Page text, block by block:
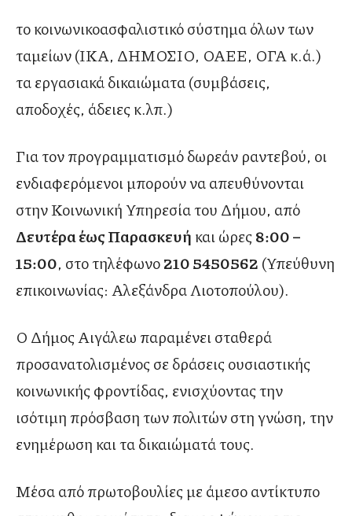
το κοινωνικοασφαλιστικό σύστημα όλων των
ταμείων (ΙΚΑ, ΔΗΜΟΣΙΟ, ΟΑΕΕ, ΟΓΑ κ.ά.)
τα εργασιακά δικαιώματα (συμβάσεις,
αποδοχές, άδειες κ.λπ.)
Για τον προγραμματισμό δωρεάν ραντεβού, οι
ενδιαφερόμενοι μπορούν να απευθύνονται
στην Κοινωνική Υπηρεσία του Δήμου, από
Δευτέρα έως Παρασκευή και ώρες 8:00 –
15:00, στο τηλέφωνο210 5450562 (Υπεύθυνη
επικοινωνίας: Αλεξάνδρα Λιοτοπούλου).
Ο Δήμος Αιγάλεω παραμένει σταθερά
προσανατολισμένος σε δράσεις ουσιαστικής
κοινωνικής φροντίδας, ενισχύοντας την
ισότιμη πρόσβαση των πολιτών στη γνώση, την
ενημέρωση και τα δικαιώματά τους.
Μέσα από πρωτοβουλίες με άμεσο αντίκτυπο